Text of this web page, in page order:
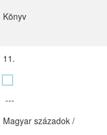
Könyv
11.
---
Magyar századok /